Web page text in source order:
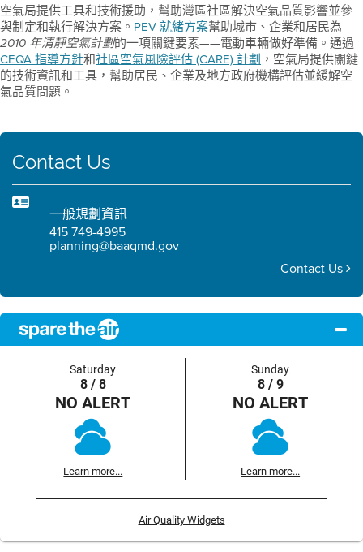
空氣局提供工具和技術援助，幫助灣區社區解決空氣品質影響並參
與制定和執行解決方案。 PEV 就緒方案幫助城市、企業和居民為
2010 年清靜空氣計劃的一項關鍵要素——電動車輛做好準備。通過
CEQA 指導方針和社區空氣風險評估 (CARE) 計劃 ，空氣局提供關鍵
的技術資訊和工具，幫助居民、企業及地方政府機構評估並緩解空
氣品質問題。
Contact Us
一般規劃資訊
415 749-4995
planning@baaqmd.gov
Contact Us
Saturday
8 / 8
NO ALERT
Learn more...
Sunday
8 / 9
NO ALERT
Learn more...
Air Quality Widgets